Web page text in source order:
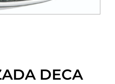
DECA